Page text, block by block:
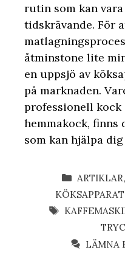
rutin som kan
tidskrävande. För
åtminstone lite
en uppsjö av
på marknaden.
professionell
hemmakock, finns
som kan hjälpa
ARTIKLAR,
ETIKETTER
LÄMNA